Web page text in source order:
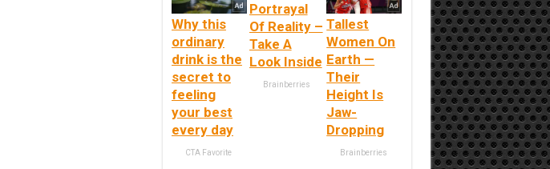
Why this
ordinary
drink is the
secret to
feeling
your best
every day
CTA Favorite
Portrayal
Of Reality –
Take A
Look Inside
Brainberries
Tallest
Women On
Earth —
Their
Height Is
Jaw-
Dropping
Brainberries